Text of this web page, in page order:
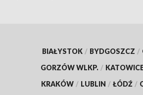
BIAŁYSTOK / BYDGOSZCZ /
GORZÓW WLKP. /
KRAKÓW / LUBLIN / ŁÓDŹ /